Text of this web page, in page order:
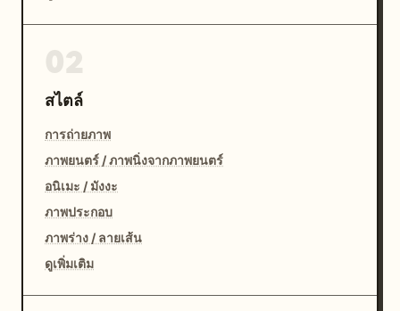
สไตล์
การถ่ายภาพ
ภาพยนตร์ / ภาพนิ่งจากภาพยนตร์
อนิเมะ / มังงะ
ภาพประกอบ
ภาพร่าง / ลายเส้น
ดูเพิ่มเติม